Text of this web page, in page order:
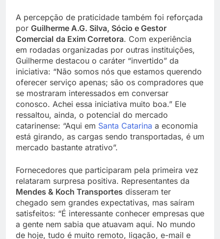
A percepção de praticidade também foi reforçada
por Guilherme A.G. Silva, Sócio e Gestor
Comercial da Exim Corretora. Com experiência
em rodadas organizadas por outras instituições,
Guilherme destacou o caráter “invertido” da
iniciativa: “Não somos nós que estamos querendo
oferecer serviço apenas; são os compradores que
se mostraram interessados em conversar
conosco. Achei essa iniciativa muito boa.” Ele
ressaltou, ainda, o potencial do mercado
catarinense: “Aqui em Santa Catarina a economia
está girando, as cargas sendo transportadas, é um
mercado bastante atrativo”.
Fornecedores que participaram pela primeira vez
relataram surpresa positiva. Representantes da
Mendes & Koch Transportes disseram ter
chegado sem grandes expectativas, mas saíram
satisfeitos: “É interessante conhecer empresas que
a gente nem sabia que atuavam aqui. No mundo
de hoje, tudo é muito remoto, ligação, e-mail e